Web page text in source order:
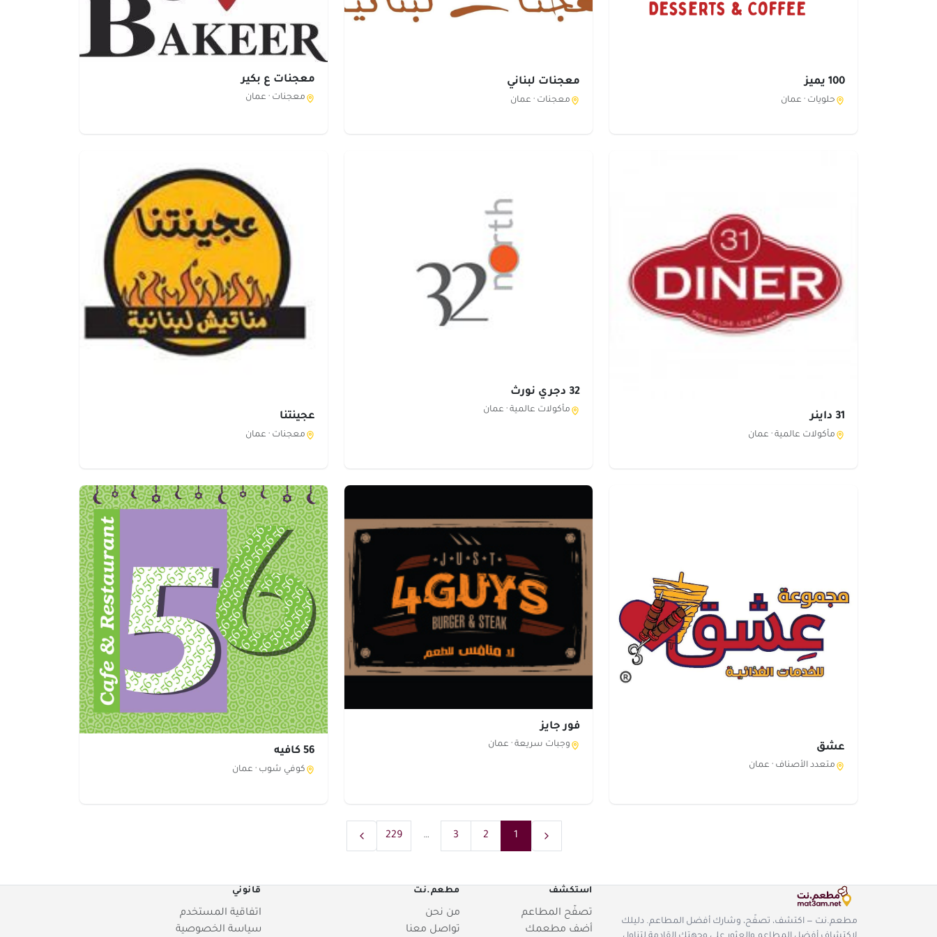
100 يميز
حلويات · عمان
معجنات لبناني
معجنات · عمان
معجنات ع بكير
معجنات · عمان
31 داينر
مأكولات عالمية · عمان
32 دجري نورث
مأكولات عالمية · عمان
عجينتنا
معجنات · عمان
عشق
متعدد الأصناف · عمان
فور جايز
وجبات سريعة · عمان
56 كافيه
كوفي شوب · عمان
1
2
3
…
229
مطعم.نت — اكتشف، تصفّح، وشارك أفضل المطاعم. دليلك
استكشف
تصفّح المطاعم
أضف مطعمك
مطعم.نت
من نحن
تواصل معنا
قانوني
اتفاقية المستخدم
سياسة الخصوصية